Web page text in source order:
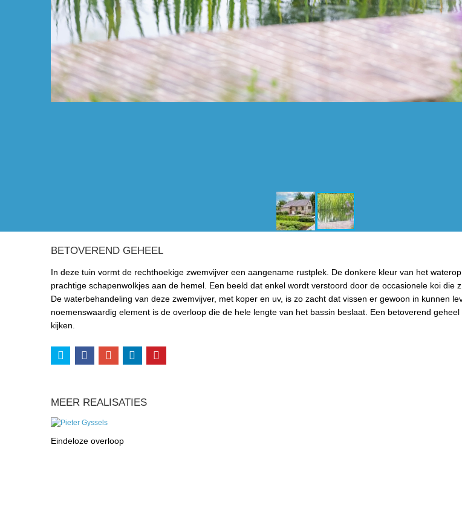
BETOVEREND GEHEEL
In deze tuin vormt de rechthoekige zwemvijver een aangename rustplek. De donkere kleur van het
prachtige schapenwolkjes aan de hemel. Een beeld dat enkel wordt verstoord door de occasionele koi die
De waterbehandeling van deze zwemvijver, met koper en uv, is zo zacht dat vissen er gewoon in kunnen
noemenswaardig element is de overloop die de hele lengte van het bassin beslaat. Een betoverend
kijken.
MEER REALISATIES
Eindeloze overloop